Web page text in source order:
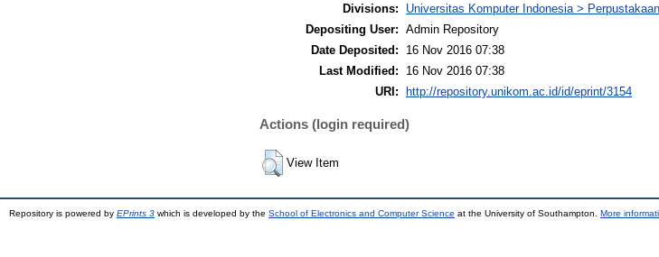
Divisions:
Universitas Komputer Indonesia >
Depositing User: Admin Repository
Date Deposited:
16 Nov 2016 07:38
Last Modified:
16 Nov 2016 07:38
URI:
http://repository.unikom.ac.id/id/eprint/3154
Actions (login required)
View Item
Repository is powered by EPrints 3 which is developed by the School of Electronics and Computer Science at the University of Southampton. More